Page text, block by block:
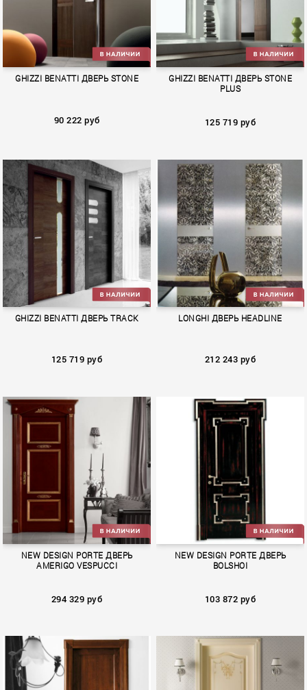
STONE
GHIZZI BENATTI ДВЕРЬ STONE
90 222 руб
STONE PLUS
GHIZZI BENATTI ДВЕРЬ STONE
PLUS
125 719 руб
GHIZZI BENATTI ДВЕРЬ TRACK
125 719 руб
HEADLINE
LONGHI ДВЕРЬ HEADLINE
212 243 руб
NEW DESIGN PORTE ДВЕРЬ
AMERIGO VESPUCCI
294 329 руб
NEW DESIGN PORTE ДВЕРЬ
BOLSHOI
103 872 руб